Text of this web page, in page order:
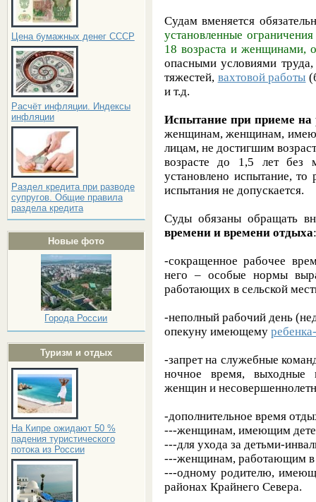
Цена бумажных денег СССР
Расчёт инфляции. Индексы
инфляции
Раздел кредита при разводе
супругов. Общие правила
раздела кредита
Новые фото
Города России
Туризм и отдых
На Кипре ожидают 50 %
падения туристического
потока из России
Судам вменяется
установленные
18 возраста и женщинами,
опасными условиями
тяжестей, вахтовой работы
и т.д.
Испытание при приеме на
женщинам, женщинам,
лицам, не достигшим
возрасте до 1,5 лет без
установлено испытание,
испытания не допускается.
Суды обязаны обращать
времени и времени отдыха:
-сокращенное рабочее
него – особые нормы
работающих в сельской
-неполный рабочий день
опекуну имеющему
-запрет на служебные
ночное время, выходные
женщин и
-дополнительное время
---женщинам, имеющим
---для ухода за детьми-
---женщинам, работающим в
---одному родителю,
районах Крайнего Севера.